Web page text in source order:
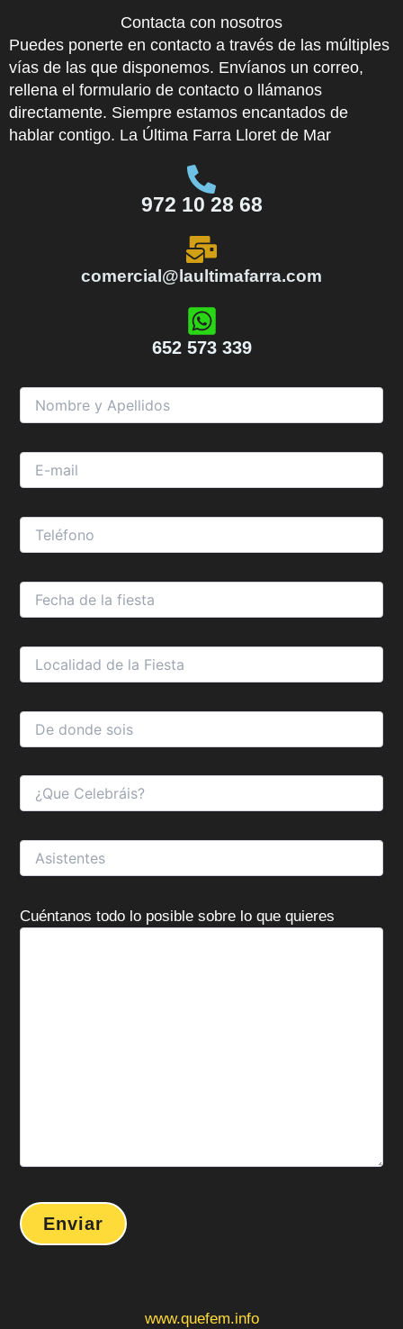
Contacta con nosotros
Puedes ponerte en contacto a través de las múltiples
vías de las que disponemos. Envíanos un correo,
rellena el formulario de contacto o llámanos
directamente. Siempre estamos encantados de
hablar contigo. La Última Farra Lloret de Mar
972 10 28 68
comercial@laultimafarra.com
652 573 339
Cuéntanos todo lo posible sobre lo que quieres
www.quefem.info